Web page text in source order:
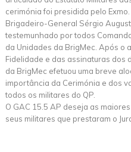
cerimónia foi presidida pelo
Brigadeiro-General Sérgio
testemunhado por todos
da Unidades da BrigMec. Após o
Fidelidade e das assinaturas dos
da BrigMec efetuou uma breve
importância da Cerimónia e dos
todos os militares do QP.
O GAC 15.5 AP deseja as
seus militares que prestaram o